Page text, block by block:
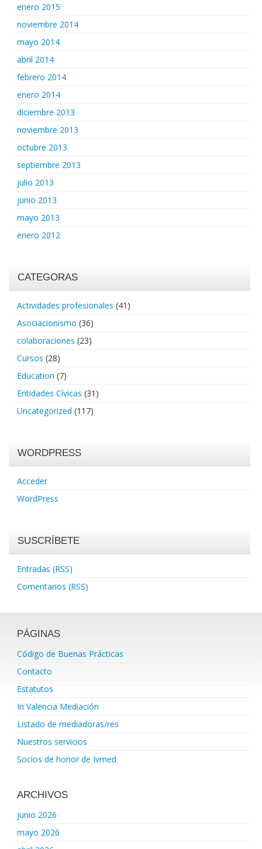
enero 2015
noviembre 2014
mayo 2014
abril 2014
febrero 2014
enero 2014
diciembre 2013
noviembre 2013
octubre 2013
septiembre 2013
julio 2013
junio 2013
mayo 2013
enero 2012
CATEGORAS
Actividades profesionales (41)
Asociacionismo (36)
colaboraciones (23)
Cursos (28)
Education (7)
Entidades Cívicas (31)
Uncategorized (117)
WORDPRESS
Acceder
WordPress
SUSCRÍBETE
Entradas (RSS)
Comentarios (RSS)
PÁGINAS
Código de Buenas Prácticas
Contacto
Estatutos
In Valencia Mediación
Listado de mediadoras/res
Nuestros servicios
Socios de honor de Ivmed
ARCHIVOS
junio 2026
mayo 2026